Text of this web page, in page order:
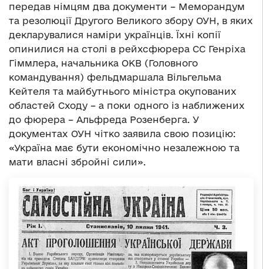
передав німцям два документи – Меморандум
та резолюції Другого Великого збору ОУН, в яких
декларувалися наміри українців. Їхні копії
опинилися на столі в рейхсфюрера СС Генріха
Гіммлера, начальника ОКВ (Головного
командування) фельдмаршала Вільгельма
Кейтеля та майбутнього міністра окупованих
областей Сходу – а поки одного із наближених
до фюрера – Альфреда Розенберга. У
документах ОУН чітко заявила свою позицію:
«Україна має бути економічно незалежною та
мати власні збройні сили».